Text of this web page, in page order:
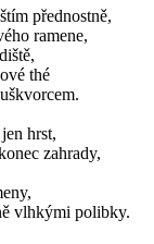
přednostně,
ramene,
thé
hrst,
zahrady,
vlhkými polibky.